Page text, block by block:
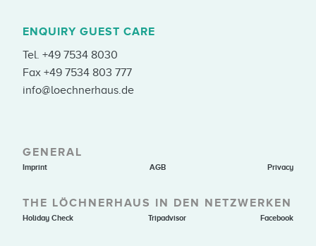
ENQUIRY GUEST CARE
Tel. +49 7534 8030
Fax +49 7534 803 777
info@loechnerhaus.de
GENERAL
Imprint AGB Privacy
THE LÖCHNERHAUS IN DEN NETZWERKEN
Holiday Check Tripadvisor Facebook